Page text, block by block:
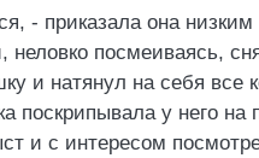
- приказала она низким
неловко посмеиваясь,
и натянул на себя все
поскрипывала у него на
и с интересом